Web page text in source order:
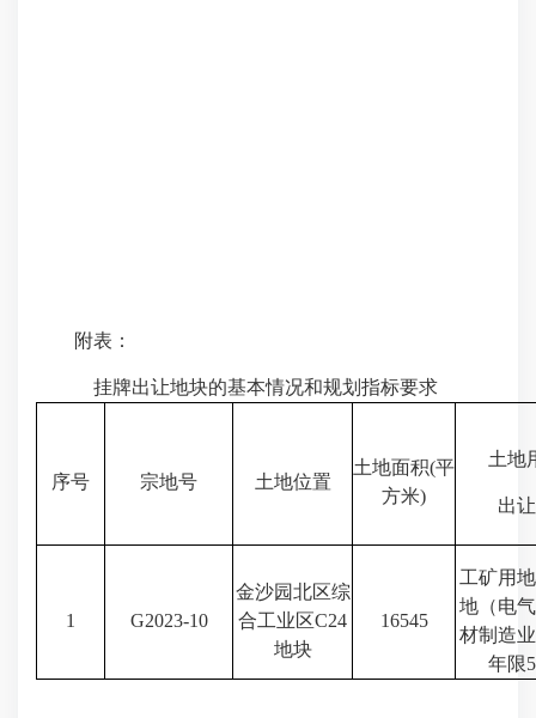
附表：
挂牌出让地块的基本情况和规划指标要求
序号 宗地号 土地位置
土地面积(平
方米)
土地
出
1 G2023-10
金沙园北区综
合工业区C24
地块
16545
工矿用
地（电
材制造
年限